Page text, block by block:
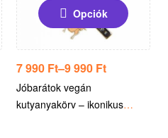
Opciók
7 990 Ft–9 990 Ft
Jóbarátok vegán
kutyanyakörv – ikonikus